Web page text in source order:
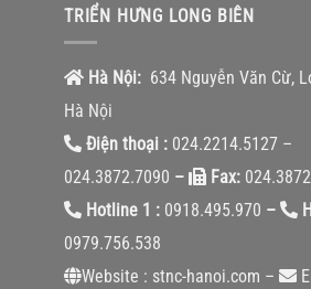
TRIỂN HƯNG LONG BIÊN
Hà Nội: 634 Nguyễn Văn Cừ,
Hà Nội
Điện thoại : 024.2214.5127 –
024.3872.7090 – Fax:
Hotline 1 : 0918.495.970 –
0979.756.538
Website : stnc-hanoi.com –